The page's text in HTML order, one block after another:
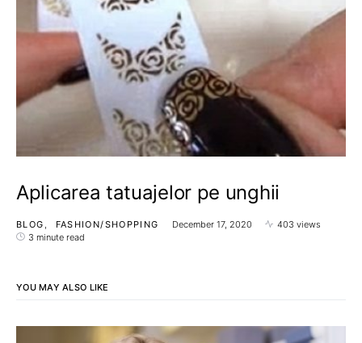
Aplicarea tatuajelor pe unghii
BLOG FASHION/SHOPPING December 17, 2020
403 views
3 minute read
YOU MAY ALSO LIKE